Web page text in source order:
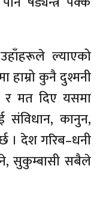
ल्याएको
हाम्रो कुनै दुश्मनी
र मत दिए यसमा
संविधान, कानुन,
। देश गरिब–धनी
सुकुम्बासी सबैले